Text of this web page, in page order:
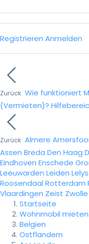
Registrieren Anmelden
Zurück Wie funktioniert
(Vermieten)?
Zurück Almere
Assen Breda Den Haag
Eindhoven Enschede
Leeuwarden Leiden
Roosendaal Rotterdam
Vlaardingen Zeist Zwolle
Startseite
Wohnmobil mieten
Belgien
Ostflandern